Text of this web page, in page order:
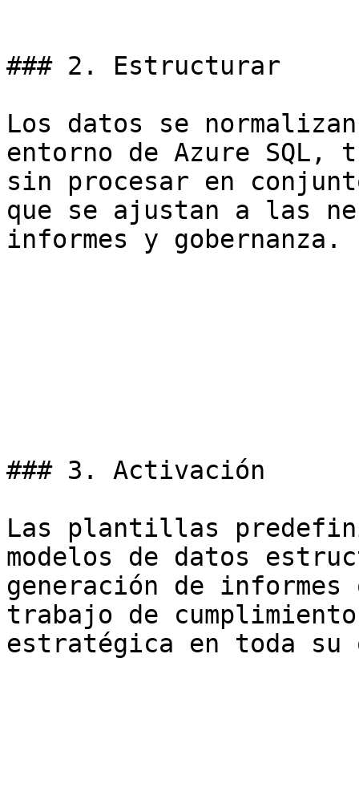
### 2. Estructurar
Los datos se
entorno de Azure SQL,
sin procesar en
que se ajustan a las
informes y gobernanza.
### 3. Activación
Las plantillas
modelos de datos
generación de
trabajo de
estratégica en toda su